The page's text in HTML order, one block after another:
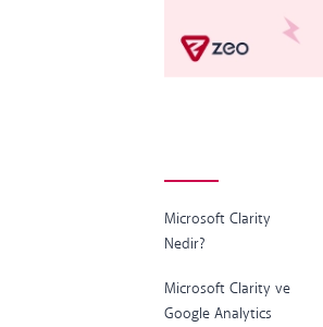
Microsoft Clarity
Nedir?
Microsoft Clarity ve
Google Analytics